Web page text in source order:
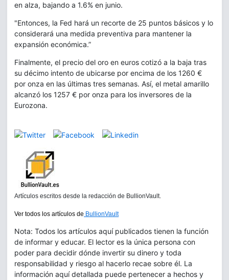
en alza, bajando a 1.6% en junio.
"Entonces, la Fed hará un recorte de 25 puntos básicos y lo
considerará una medida preventiva para mantener la
expansión económica.”
Finalmente, el precio del oro en euros cotizó a la baja tras
su décimo intento de ubicarse por encima de los 1260 €
por onza en las últimas tres semanas. Así, el metal amarillo
alcanzó los 1257 € por onza para los inversores de la
Eurozona.
Artículos escritos desde la redacción de BullionVault.
Ver todos los artículos de BullionVault
Nota: Todos los artículos aquí publicados tienen la función
de informar y educar. El lector es la única persona con
poder para decidir dónde invertir su dinero y toda
responsabilidad y riesgo al hacerlo recae sobre él. La
información aquí detallada puede pertenecer a hechos y